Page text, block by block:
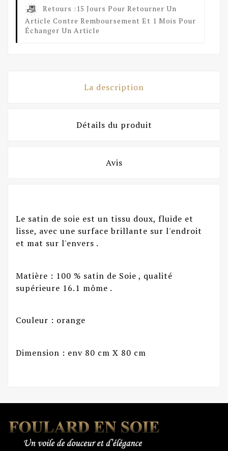
Retours : 15 Jours Pour Retourner Un
Article Contre Remboursement Et 1 Mois Pour
Échanger Un Article
La description
Détails du produit
Avis
Le satin de soie est un tissu doux, fluide et
lisse, avec une surface brillante sur l'endroit
et mat sur l'envers .
Matière : 100 % satin de Soie , qualité
supérieure 16.1 môme .
Couleur : orange
Dimension : env 80 cm X 80 cm